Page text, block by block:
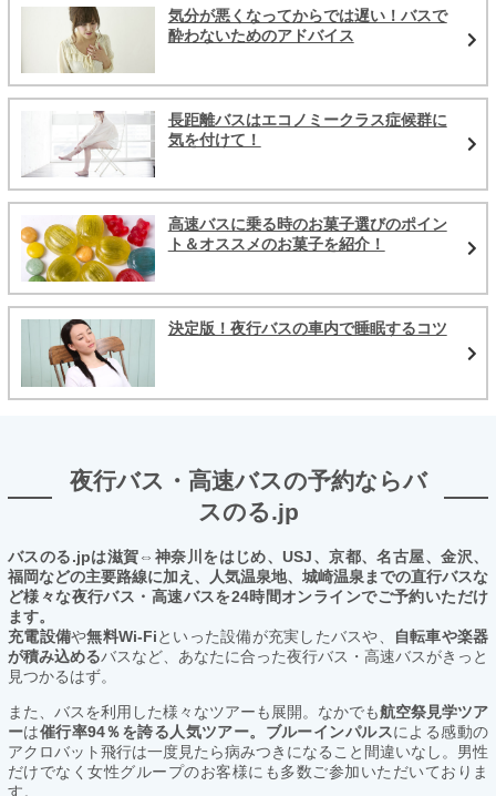
気分が悪くなってからでは遅い！バスで
酔わないためのアドバイス
長距離バスはエコノミークラス症候群に
気を付けて！
高速バスに乗る時のお菓子選びのポイン
ト＆オススメのお菓子を紹介！
決定版！夜行バスの車内で睡眠するコツ
夜行バス・高速バスの予約ならバ
スのる.jp
バスのる.jpは滋賀⇔神奈川をはじめ、USJ、京都、名古屋、金沢、
福岡などの主要路線に加え、人気温泉地、城崎温泉までの直行バスな
ど様々な夜行バス・高速バスを24時間オンラインでご予約いただけ
ます。
充電設備や無料Wi-Fiといった設備が充実したバスや、
自転車や楽器
が積み込めるバスなど、あなたに合った夜行バス・高速バスがきっと
見つかるはず。
また、バスを利用した様々なツアーも展開。なかでも航空祭見学ツア
ーは催行率94％を誇る人気ツアー。ブルーインパルスによる感動の
アクロバット飛行は一度見たら病みつきになること間違いなし。男性
だけでなく女性グループのお客様にも多数ご参加いただいておりま
す。